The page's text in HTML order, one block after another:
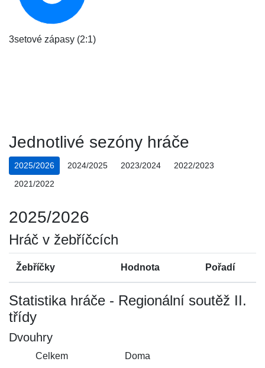
3setové zápasy (2:1)
Jednotlivé sezóny hráče
2025/2026 2024/2025 2023/2024
2022/2023
2021/2022
2025/2026
Hráč v žebříčcích
Žebříčky Hodnota Pořadí
Statistika hráče - Regionální soutěž II.
třídy
Dvouhry
Celkem Doma